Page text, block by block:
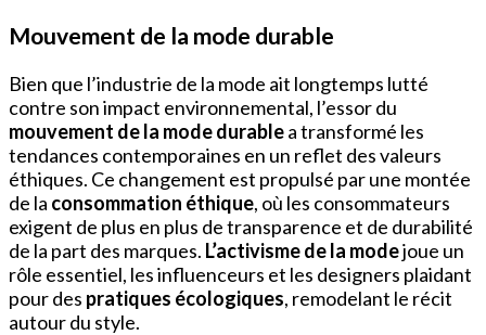
Mouvement de la mode durable
Bien que l’industrie de la mode ait longtemps lutté
contre son impact environnemental, l’essor du
mouvement de la mode durablea transformé les
tendances contemporaines en un reflet des valeurs
éthiques. Ce changement est propulsé par une montée
de la consommation éthique, où les consommateurs
exigent de plus en plus de transparence et de durabilité
de la part des marques. L’activisme de la modejoue un
rôle essentiel, les influenceurs et les designers plaidant
pour des pratiques écologiques, remodelant le récit
autour du style.